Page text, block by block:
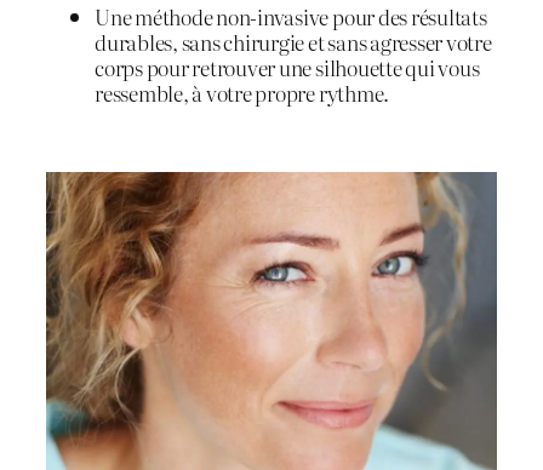
Une méthode non-invasive pour des résultats
durables, sans chirurgie et sans agresser votre
corps pour retrouver une silhouette qui vous
ressemble, à votre propre rythme.